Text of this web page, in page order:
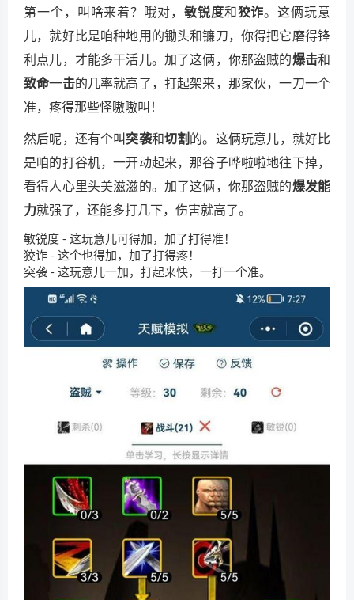
第一个，叫啥来着？哦对， 敏锐度和狡诈。这俩玩意
儿，就好比是咱种地用的锄头和镰刀，你得把它磨得锋
利点儿，才能多干活儿。加了这俩，你那盗贼的爆击和
致命一击的几率就高了，打起架来，那家伙，一刀一个
准，疼得那些怪嗷嗷叫！
然后呢，还有个叫突袭和切割的。这俩玩意儿，就好比
是咱的打谷机，一开动起来，那谷子哗啦啦地往下掉，
看得人心里头美滋滋的。加了这俩，你那盗贼的爆发能
力就强了，还能多打几下，伤害就高了。
敏锐度 - 这玩意儿可得加，加了打得准！
狡诈 - 这个也得加，加了打得疼！
突袭 - 这玩意儿一加，打起来快，一打一个准。